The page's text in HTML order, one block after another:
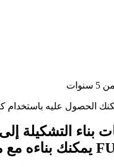
الحصول عليه باستخدام
بناء التشكيلة